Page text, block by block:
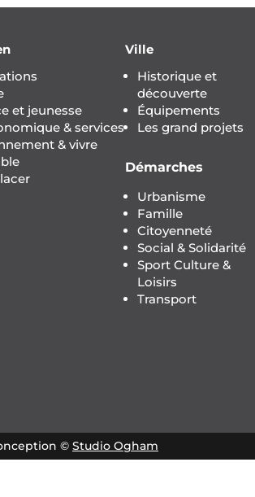
et jeunesse
& services
& vivre
Ville
Historique et
découverte
Équipements
Les grand projets
Démarches
Urbanisme
Famille
Citoyenneté
Social & Solidarité
Sport Culture &
Loisirs
Transport
© Studio Ogham